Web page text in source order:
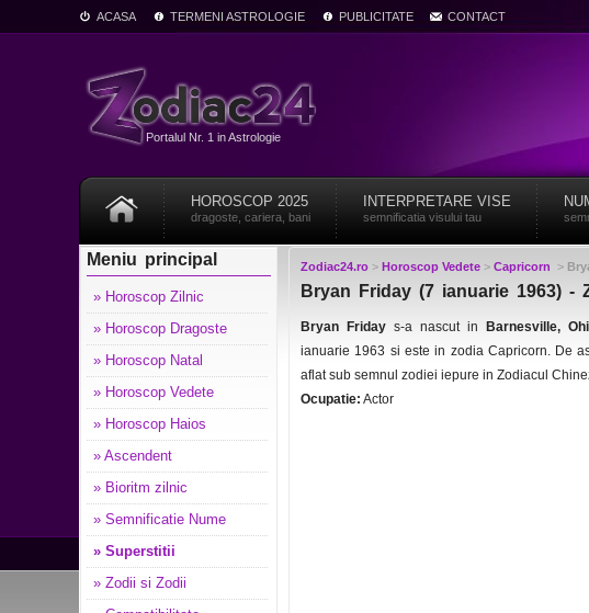
ACASA TERMENI ASTROLOGIE PUBLICITATE CONTACT
Portalul Nr. 1 in Astrologie
HOROSCOP 2025
dragoste, cariera, bani
INTERPRETARE VISE
semnificatia visului tau
Meniu principal
» Horoscop Zilnic
» Horoscop Dragoste
» Horoscop Natal
» Horoscop Vedete
» Horoscop Haios
» Ascendent
» Bioritm zilnic
» Semnificatie Nume
» Superstitii
» Zodii si Zodii
Zodiac24.ro > Horoscop Vedete > Capricorn >
Bryan Friday (7 ianuarie 1963) -
Bryan Fridays-a nascut in Barnesville,
ianuarie 1963 si este in zodia Capricorn. De
aflat sub semnul zodiei iepure in Zodiacul
Ocupatie: Actor